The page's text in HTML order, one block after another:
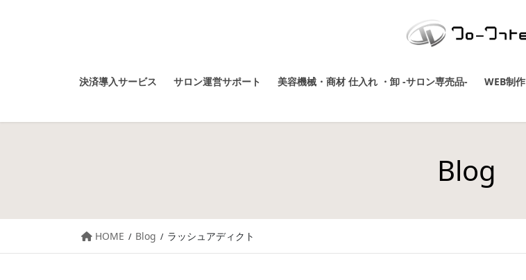
決済導入サービス サロン運営サポート 美容機械・商材 仕入れ ・卸 -サロン専売品- WEB制作
Blog
HOME Blog ラッシュアディクト